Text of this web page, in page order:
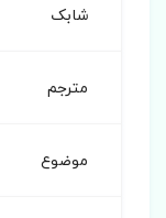
شابک
مترجم
موضوع